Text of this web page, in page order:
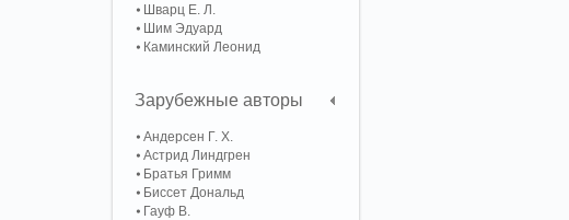
Шварц Е. Л.
Шим Эдуард
Каминский Леонид
Зарубежные авторы
Андерсен Г. Х.
Астрид Линдгрен
Братья Гримм
Биссет Дональд
Гауф В.